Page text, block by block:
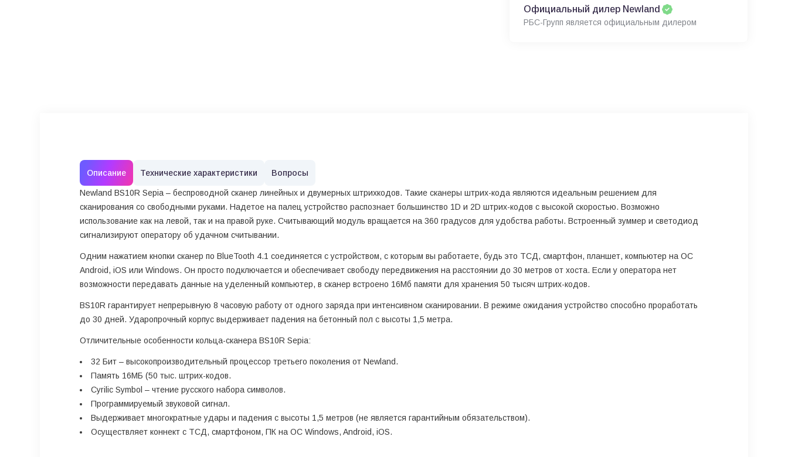
Официальный дилер Newland
РБС-Групп является официальным дилером
Описание Технические характеристики Вопросы
Newland BS10R Sepia – беспроводной сканер линейных и двумерных штрихкодов. Такие сканеры штрих-кода являются идеальным решением для
сканирования со свободными руками. Надетое на палец устройство распознает большинство 1D и 2D штрих-кодов с высокой скоростью. Возможно
использование как на левой, так и на правой руке. Считывающий модуль вращается на 360 градусов для удобства работы. Встроенный зуммер и светодиод
сигнализируют оператору об удачном считывании.
Одним нажатием кнопки сканер по BlueTooth 4.1 соединяется с устройством, с которым вы работаете, будь это ТСД, смартфон, планшет, компьютер на ОС
Android, iOS или Windows. Он просто подключается и обеспечивает свободу передвижения на расстоянии до 30 метров от хоста. Если у оператора нет
возможности передавать данные на уделенный компьютер, в сканер встроено 16Мб памяти для хранения 50 тысяч штрих-кодов.
BS10R гарантирует непрерывную 8 часовую работу от одного заряда при интенсивном сканировании. В режиме ожидания устройство способно проработать
до 30 дней. Ударопрочный корпус выдерживает падения на бетонный пол с высоты 1,5 метра.
Отличительные особенности кольца-сканера BS10R Sepia:
32 Бит – высокопроизводительный процессор третьего поколения от Newland.
Память 16МБ (50 тыс. штрих-кодов.
Cyrilic Symbol – чтение русского набора символов.
Программируемый звуковой сигнал.
Выдерживает многократные удары и падения с высоты 1,5 метров (не является гарантийным обязательством).
Осуществляет коннект с ТСД, смартфоном, ПК на ОС Windows, Android, iOS.